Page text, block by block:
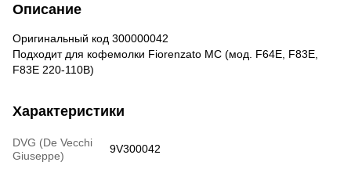
Описание
Оригинальный код 300000042
Подходит для кофемолки Fiorenzato MC (мод. F64E, F83E,
F83E 220-110В)
Характеристики
DVG (De Vecchi
Giuseppe)
9V300042